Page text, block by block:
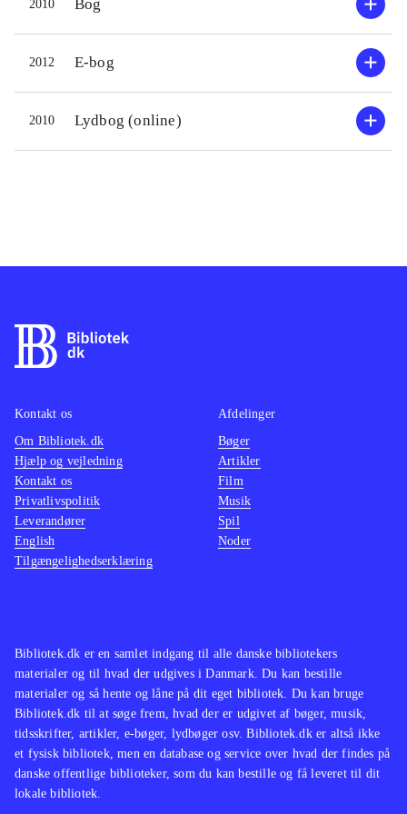
kamp er planlagt til seks bind, heraf
er de fem udkommet i Norge, hvor
man venter på det sjette og sidste til
biblioteker og ligger fortsat på listen
over boghandlernes bedst sælgende
Knausgårds nærgående og detaljerede
beskrivelser bliver aldrig
kunstners følsomme sind og
eksistens, som balancerer på kanten
af stor kunst og menneskeligt forfald.
Gid rigtig mange får mulighed for at
læse denne fantastiske roman.
2010 Bog
2012 E-bog
2010 Lydbog (online)
Bibliotek.dk er en samlet indgang til alle danske bibliotekers
materialer og til hvad der udgives i Danmark. Du kan bestille
materialer og så hente og låne på dit eget bibliotek. Du kan bruge
Bibliotek.dk til at søge frem, hvad der er udgivet af bøger, musik,
tidsskrifter, artikler, e-bøger, lydbøger osv. Bibliotek.dk er altså ikke
et fysisk bibliotek, men en database og service over hvad der findes på
danske offentlige biblioteker, som du kan bestille og få leveret til dit
lokale bibliotek.
Kontakt os
Om Bibliotek.dk
Hjælp og vejledning
Kontakt os
Privatlivspolitik
Leverandører
English
Tilgængelighedserklæring
Afdelinger
Bøger
Artikler
Film
Musik
Spil
Noder